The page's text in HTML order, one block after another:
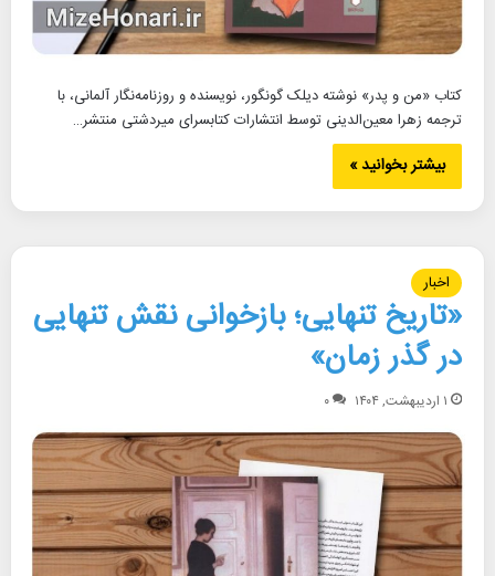
کتاب «من و پدر» نوشته دیلک گونگور، نویسنده و روزنامه‌نگار آلمانی، با
ترجمه زهرا معین‌الدینی توسط انتشارات کتابسرای میردشتی منتشر…
بیشتر بخوانید »
اخبار
«تاریخ تنهایی؛ بازخوانی نقش تنهایی
در گذر زمان»
۱ اردیبهشت, ۱۴۰۴ ۰